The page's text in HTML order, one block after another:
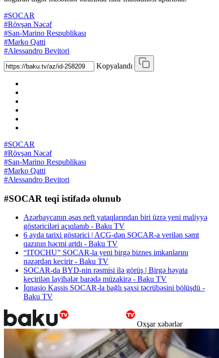
#SOCAR
#Rövşən Nəcəf
#San-Marino Respublikası
#Marko Qatti
#Alessandro Bevitori
Kopyalandı
#SOCAR
#Rövşən Nəcəf
#San-Marino Respublikası
#Marko Qatti
#Alessandro Bevitori
#SOCAR teqi istifadə olunub
Azərbaycanın əsas neft yataqlarından biri üzrə yeni maliyyə
göstəriciləri açıqlanıb - Baku TV
6 ayda tarixi göstərici | AÇG-dən SOCAR-a verilən səmt
qazının həcmi artdı - Baku TV
“ITOCHU” SOCAR-la yeni birgə biznes imkanlarını
nəzərdən keçirir - Baku TV
SOCAR-da BYD-nin rəsmisi ilə görüş | Birgə həyata
keçirilən layihələr barədə müzakirə - Baku TV
İqnasio Kassis SOCAR-la bağlı şəxsi təcrübəsini bölüşdü -
Baku TV
Oxşar xəbərlər